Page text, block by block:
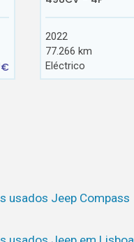
€
2022
77.266 km
Eléctrico
usados Jeep Compass